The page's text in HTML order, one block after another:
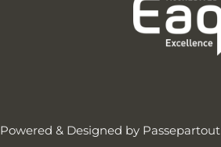
Powered & Designed by Passepartout